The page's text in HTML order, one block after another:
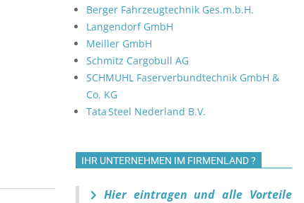
Berger Fahrzeugtechnik Ges.m.b.H.
Langendorf GmbH
Meiller GmbH
Schmitz Cargobull AG
SCHMUHL Faserverbundtechnik GmbH &
Co. KG
Tata Steel Nederland B.V.
IHR UNTERNEHMEN IM FIRMENLAND ?
Hier eintragen und alle Vorteile